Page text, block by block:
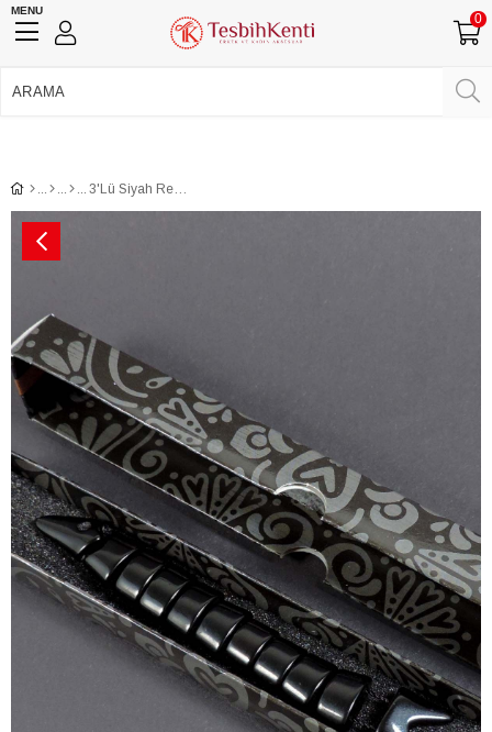
MENU
0
3'Lü Siyah Renk Balık Tesbih - Çok Al Az Öde